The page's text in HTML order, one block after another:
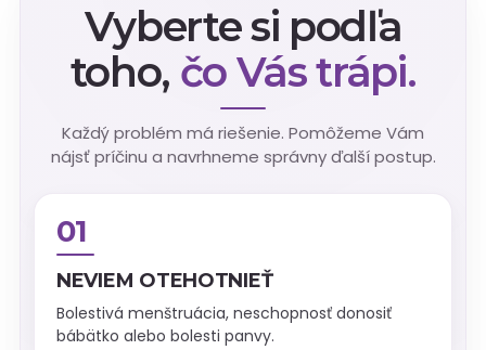
Vyberte si podľa
toho, čo Vás trápi.
Každý problém má riešenie. Pomôžeme Vám
nájsť príčinu a navrhneme správny ďalší postup.
01
NEVIEM OTEHOTNIEŤ
Bolestivá menštruácia, neschopnosť donosiť
bábätko alebo bolesti panvy.